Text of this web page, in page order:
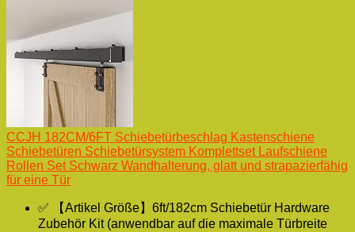
CCJH 182CM/6FT Schiebetürbeschlag Kastenschiene
Schiebetüren Schiebetürsystem Komplettset Laufschiene
Rollen Set Schwarz Wandhalterung, glatt und strapazierfähig
für eine Tür
✅ 【Artikel Größe】6ft/182cm Schiebetür Hardware
Zubehör Kit (anwendbar auf die maximale Türbreite